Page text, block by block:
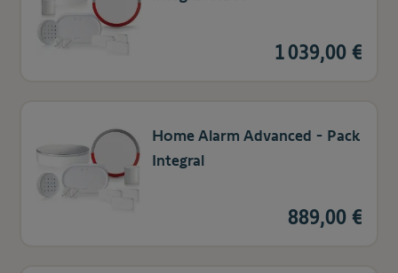
1 039,00 €
Home Alarm Advanced - Pack
Integral
889,00 €